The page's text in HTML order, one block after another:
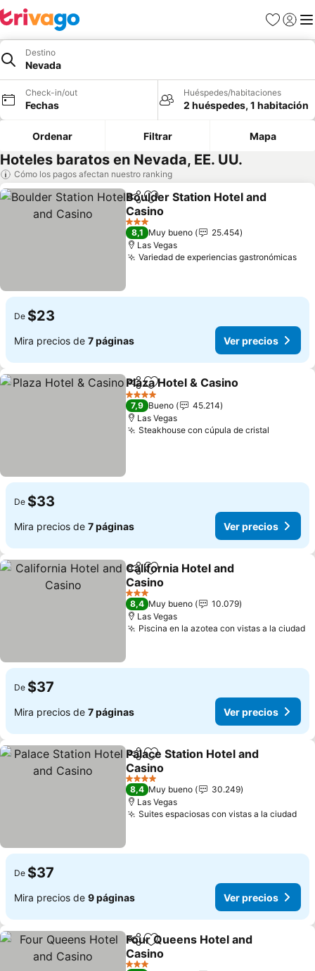
Favoritos
Iniciar
Destino
Nevada
Check-in/out
Fechas
Huéspedes/habitaciones
2 huéspedes, 1 habitación
Ordenar Filtrar Mapa
Hoteles baratos en Nevada, EE. UU.
Cómo los pagos afectan nuestro ranking
CompartirAgregar a favoritos
Boulder Station Hotel and
Casino
Ver precios
3 Estrellas
8,1 Muy bueno
25.454
Las Vegas
Variedad de experiencias gastronómicas
De $23
Mira precios de 7 páginas Ver precios
CompartirAgregar a favoritos
Plaza Hotel & Casino
4 Estrellas
7,9 Bueno
45.214
Las Vegas
Steakhouse con cúpula de cristal
De $33
Mira precios de 7 páginas Ver precios
CompartirAgregar a favoritos
California Hotel and
Casino
Ver precios
3 Estrellas
8,4 Muy bueno
10.079
Las Vegas
Piscina en la azotea con vistas a la ciudad
De $37
Mira precios de 7 páginas Ver precios
CompartirAgregar a favoritos
Palace Station Hotel and
Casino
Ver precios
4 Estrellas
8,4 Muy bueno
30.249
Las Vegas
Suites espaciosas con vistas a la ciudad
De $37
Mira precios de 9 páginas Ver precios
CompartirAgregar a favoritos
Four Queens Hotel and
Casino
Ver precios
3 Estrellas